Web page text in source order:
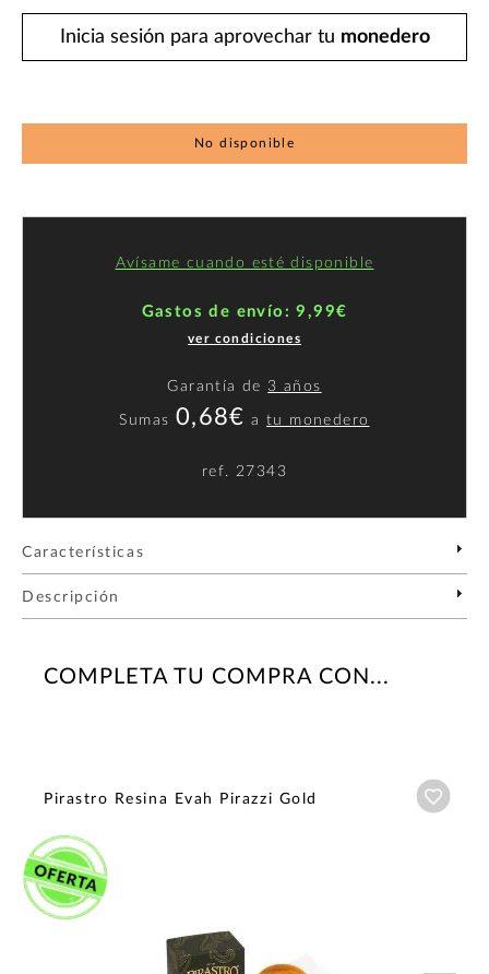
Inicia sesión para aprovechar tu monedero
No disponible
Avísame cuando esté disponible
Gastos de envío: 9,99€
ver condiciones
Garantía de 3 años
Sumas 0,68€ atu monedero
ref. 27343
Características
Descripción
COMPLETA TU COMPRA CON...
Pirastro Resina Evah Pirazzi Gold